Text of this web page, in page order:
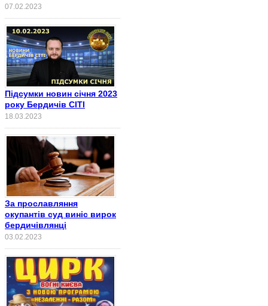
07.02.2023
Підсумки новин січня 2023
року Бердичів СІТІ
18.03.2023
За прославляння
окупантів суд виніс вирок
бердичівлянці
03.02.2023